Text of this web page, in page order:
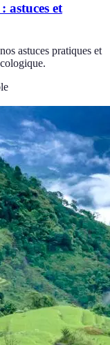
astuces et
astuces pratiques et